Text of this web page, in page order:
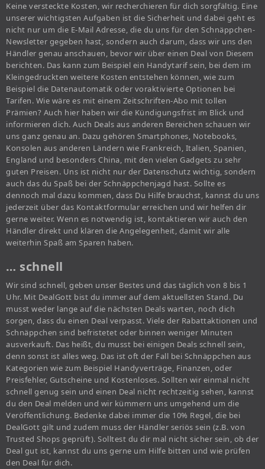
Keine versteckte Kosten, wir recherchieren für dich sorgfältig. Eine
unserer wichtigsten Aufgaben ist die Sicherheit und dabei geht es
nicht nur um die E-Mail Adresse, die du uns für den Schnäppchen-
Newsletter gegeben hast, sondern auch darum, dass wir uns den
Händler genau anschauen, bevor wir über einen Deal von Diesem
berichten. Das kann zum Beispiel ein Handytarif sein, bei dem im
Kleingedruckten weitere Kosten entstehen können, wie zum
Beispiel die Datenautomatik oder voraktivierte Optionen bei
Tarifen. Wie wäre es mit einem Zeitschriften-Abo mit tollen
Prämien? Auch hier haben wir die Kündigungsfrist im Blick und
informieren dich. Auch Deals aus anderen Bereichen schauen wir
uns ganz genau an. Dazu gehören Smartphones, Notebooks,
Konsolen aus anderen Ländern wie Frankreich, Italien, Spanien,
England und besonders China, mit den vielen Gadgets zu sehr
guten Preisen. Uns ist nicht nur der Datenschutz wichtig, sondern
auch das du Spaß bei der Schnäppchenjagd hast. Sollte es
dennoch mal dazu kommen, dass Du Hilfe brauchst, kannst du uns
jederzeit über das Kontaktformular erreichen und wir helfen dir
gerne weiter. Wenn es notwendig ist, kontaktieren wir auch den
Händler direkt und klären die Angelegenheit, damit wir alle
weiterhin Spaß am Sparen haben.
… schnell
Wir sind schnell, geben unser Bestes und das täglich von 8 bis 1
Uhr. Mit DealGott bist du immer auf dem aktuellsten Stand. Du
musst weder lange auf die nächsten Deals warten, noch dich
sorgen, dass du einen Deal verpasst. Viele der Rabattaktionen und
Schnäppchen sind befristetet oder binnen weniger Minuten
ausverkauft. Das heißt, du musst bei einigen Deals schnell sein,
denn sonst ist alles weg. Das ist oft der Fall bei Schnäppchen aus
Kategorien wie zum Beispiel Handyverträge, Finanzen, oder
Preisfehler, Gutscheine und Kostenloses. Sollten wir einmal nicht
schnell genug sein und einen Deal nicht rechtzeitig sehen, kannst
du den Deal melden und wir kümmern uns umgehend um die
Veröffentlichung. Bedenke dabei immer die 10% Regel, die bei
DealGott gilt und zudem muss der Händler seriös sein (z.B. von
Trusted Shops geprüft). Solltest du dir mal nicht sicher sein, ob der
Deal gut ist, kannst du uns gerne um Hilfe bitten und wie prüfen
den Deal für dich.